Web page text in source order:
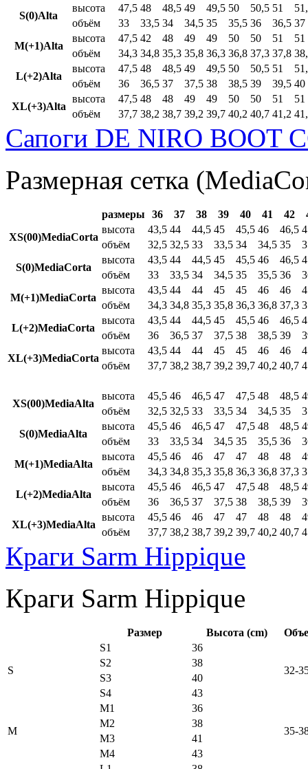
S(0)Alta
высота 47,5 48 48,5 49 49,5 50 50,5 51
объём
33 33,5 34 34,5 35 35,5 36 36,5 37
M(+1)Alta
высота 47,5 42 48 49 49 50 50 51
51
объём
34,3 34,8 35,3 35,8 36,3 36,8 37,3 37,8
L(+2)Alta
высота 47,5 48 48,5 49 49,5 50 50,5 51
объём
36 36,5 37 37,5 38 38,5 39 39,5 40
XL(+3)Alta
высота 47,5 48 48 49 49 50 50 51
51
объём
37,7 38,2 38,7 39,2 39,7 40,2 40,7 41,2
Сапоги DE NIRO BOOT
Размерная сетка
размеры 36 37 38 39 40 41 42
XS(00)MediaCorta
высота 43,5 44 44,5 45 45,5 46 46,5
объём
32,5 32,5 33 33,5 34 34,5 35
S(0)MediaCorta
высота 43,5 44 44,5 45 45,5 46 46,5
объём
33 33,5 34 34,5 35 35,5 36
M(+1)MediaCorta
высота 43,5 44 44 45 45 46 46
объём
34,3 34,8 35,3 35,8 36,3 36,8 37,3
L(+2)MediaCorta
высота 43,5 44 44,5 45 45,5 46 46,5
объём
36 36,5 37 37,5 38 38,5 39
XL(+3)MediaCorta
высота 43,5 44 44 45 45 46 46
объём
37,7 38,2 38,7 39,2 39,7 40,2 40,7
XS(00)MediaAlta
высота 45,5 46 46,5 47 47,5 48 48,5
объём
32,5 32,5 33 33,5 34 34,5 35
S(0)MediaAlta
высота 45,5 46 46,5 47 47,5 48 48,5
объём
33 33,5 34 34,5 35 35,5 36
M(+1)MediaAlta
высота 45,5 46 46 47 47 48 48
объём
34,3 34,8 35,3 35,8 36,3 36,8 37,3
L(+2)MediaAlta
высота 45,5 46 46,5 47 47,5 48 48,5
объём
36 36,5 37 37,5 38 38,5 39
XL(+3)MediaAlta
высота 45,5 46 46 47 47 48 48
объём
37,7 38,2 38,7 39,2 39,7 40,2 40,7
Краги Sarm Hippique
Краги Sarm Hippique
Размер Высота (cm)
S
S1
36
32-
S2
38
S3
40
S4
43
M
M1
36
35-
M2
38
M3
41
M4
43